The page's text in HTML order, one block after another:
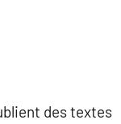
des textes